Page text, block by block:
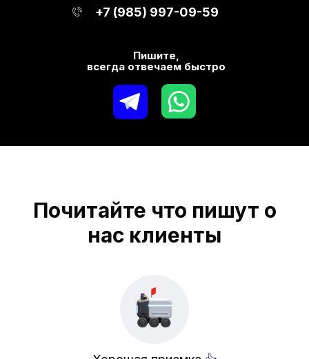
Пишите,
всегда отвечаем быстро
+7 (985) 997-09-59
Почитайте что пишут о
нас клиенты